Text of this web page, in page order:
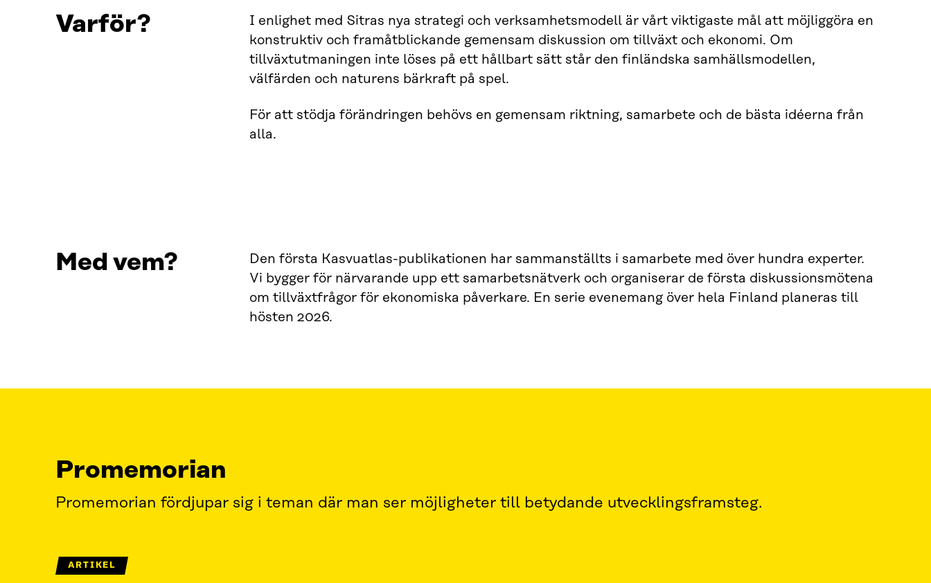
Varför?
I enlighet med Sitras nya strategi och verksamhetsmodell är vårt viktigaste mål att möjliggöra en
konstruktiv och framåtblickande gemensam diskussion om tillväxt och ekonomi. Om
tillväxtutmaningen inte löses på ett hållbart sätt står den finländska samhällsmodellen,
välfärden och naturens bärkraft på spel.
För att stödja förändringen behövs en gemensam riktning, samarbete och de bästa idéerna från
alla.
Med vem?
Den första Kasvuatlas-publikationen har sammanställts i samarbete med över hundra experter.
Vi bygger för närvarande upp ett samarbetsnätverk och organiserar de första diskussionsmötena
om tillväxtfrågor för ekonomiska påverkare. En serie evenemang över hela Finland planeras till
hösten 2026.
Promemorian
Promemorian fördjupar sig i teman där man ser möjligheter till betydande utvecklingsframsteg.
ARTIKEL